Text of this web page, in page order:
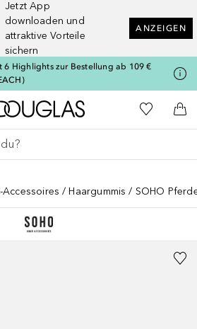
Jetzt App
downloaden und
attraktive Vorteile
sichern
ANZEIGEN
6 Highlights zur Bestellung ab 109 €
Zur Douglas Startseite
Zu Meiner
Accessoires Haargummis SOHO